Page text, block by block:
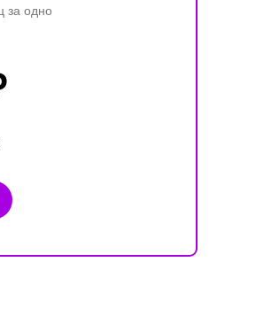
за одно